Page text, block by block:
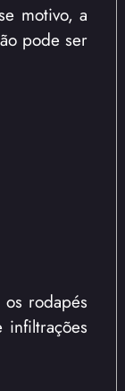
motivo, a
pode ser
rodapés